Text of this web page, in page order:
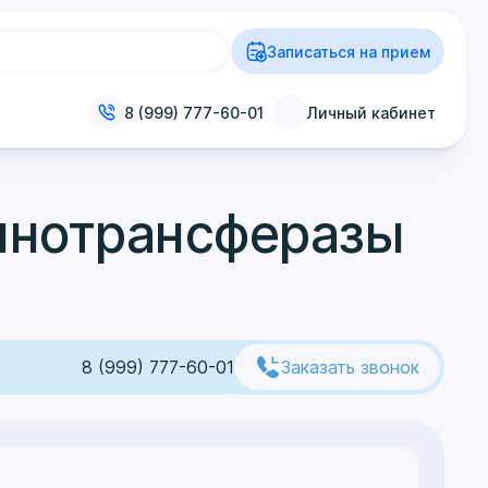
Записаться на прием
8 (999) 777-60-01 Личный кабинет
8 (999) 777-60-01 Заказать звонок